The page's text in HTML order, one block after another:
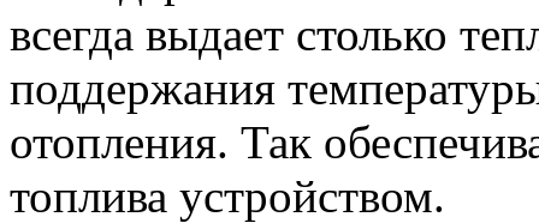
всегда выдает столько
поддержания
отопления. Так
топлива устройством.